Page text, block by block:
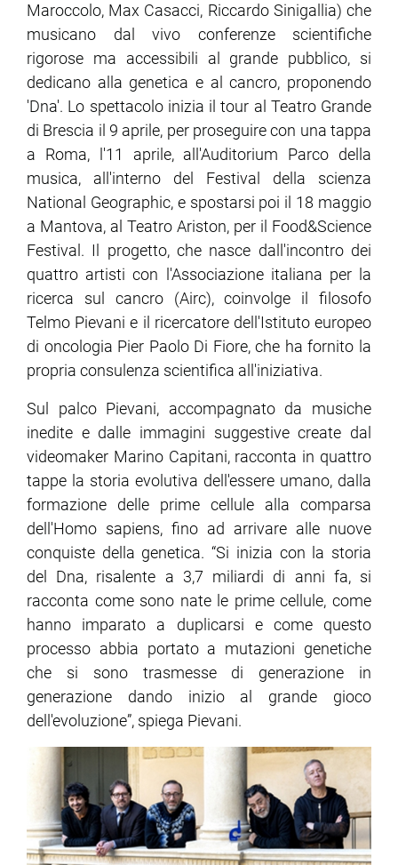
Maroccolo, Max Casacci, Riccardo Sinigallia) che
musicano dal vivo conferenze scientifiche
rigorose ma accessibili al grande pubblico, si
dedicano alla genetica e al cancro, proponendo
'Dna'. Lo spettacolo inizia il tour al Teatro Grande
di Brescia il 9 aprile, per proseguire con una tappa
a Roma, l'11 aprile, all'Auditorium Parco della
musica, all'interno del Festival della scienza
National Geographic, e spostarsi poi il 18 maggio
a Mantova, al Teatro Ariston, per il Food&Science
Festival. Il progetto, che nasce dall'incontro dei
quattro artisti con l'Associazione italiana per la
ricerca sul cancro (Airc), coinvolge il filosofo
Telmo Pievani e il ricercatore dell'Istituto europeo
di oncologia Pier Paolo Di Fiore, che ha fornito la
propria consulenza scientifica all'iniziativa.
Sul palco Pievani, accompagnato da musiche
inedite e dalle immagini suggestive create dal
videomaker Marino Capitani, racconta in quattro
tappe la storia evolutiva dell'essere umano, dalla
formazione delle prime cellule alla comparsa
dell'Homo sapiens, fino ad arrivare alle nuove
conquiste della genetica. “Si inizia con la storia
del Dna, risalente a 3,7 miliardi di anni fa, si
racconta come sono nate le prime cellule, come
hanno imparato a duplicarsi e come questo
processo abbia portato a mutazioni genetiche
che si sono trasmesse di generazione in
generazione dando inizio al grande gioco
dell'evoluzione”, spiega Pievani.